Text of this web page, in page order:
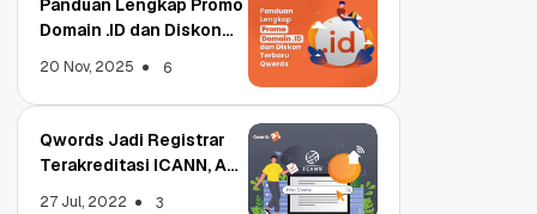
Panduan Lengkap Promo
Domain .ID dan Diskon
20 Nov, 2025 6
Qwords Jadi Registrar
Terakreditasi ICANN, Apa
27 Jul, 2022 3